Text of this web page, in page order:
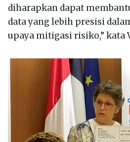
diharapkan dapat
data yang lebih presisi
upaya mitigasi risiko,” kata